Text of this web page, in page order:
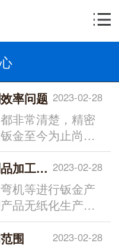
2023-02-28
率问题
非常清楚，精密
金至今为止尚未
2023-02-28
精密钣金加工厂家金属制品加工技术有哪些
机等进行钣金产
品无纸化生产。
2023-02-28
围